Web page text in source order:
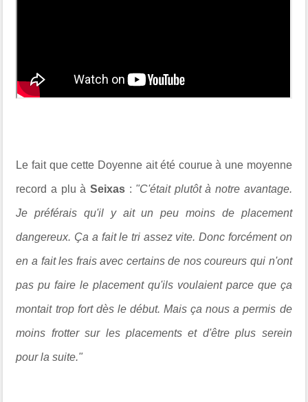
Le fait que cette Doyenne ait été courue à une moyenne
record a plu à Seixas : "C'était plutôt à notre avantage.
Je préférais qu'il y ait un peu moins de placement
dangereux. Ça a fait le tri assez vite. Donc forcément on
en a fait les frais avec certains de nos coureurs qui n'ont
pas pu faire le placement qu'ils voulaient parce que ça
montait trop fort dès le début. Mais ça nous a permis de
moins frotter sur les placements et d'être plus serein
pour la suite."